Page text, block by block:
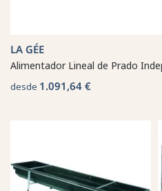
LA GÉE
Alimentador Lineal de Prado
desde 1.091,64 €